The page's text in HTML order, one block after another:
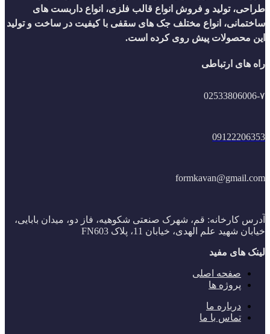
طراحی، تولید و فروش انواع قالب فلزی، انواع داربست های
ساختمانی، انواع مختلف جک های سقفی با کیفیت در ساخت و تولید
این محصولات پیش روی کرده است.
راه های ارتباطی
02533806006-۷
09122206353
formkavan@gmail.com
آدرس کارخانه: قم، شهرک صنعتی شکوهیه، فاز دو، میدان بابایی،
خیابان شهید علم الهدی، خیابان 11، پلاک FN603
لینک های مفید
صفحه اصلی
پروژه ها
درباره ما
تماس با ما